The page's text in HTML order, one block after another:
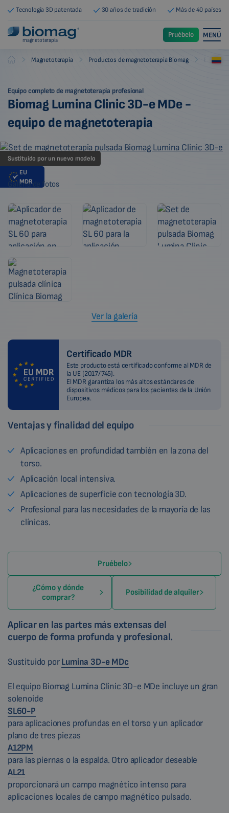
Tecnología 3D patentada 30 años de tradición Más de 40 países
magnetoterapia
Pruébelo MENÚ
Biomag Magnetoterapia Productos de magnetoterapia Biomag Equipos
Equipo completo de magnetoterapia profesional
Biomag Lumina Clinic 3D-e MDe -
equipo de magnetoterapia
Sustituido por un nuevo modelo
EU
MDR
Galería de fotos
Ver la galería
Certificado MDR
Este producto está certificado conforme al MDR de
la UE (2017/745).
El MDR garantiza los más altos estándares de
dispositivos médicos para los pacientes de la Unión
Europea.
Ventajas y finalidad del equipo
Aplicaciones en profundidad también en la zona del
torso.
Aplicación local intensiva.
Aplicaciones de superficie con tecnología 3D.
Profesional para las necesidades de la mayoría de las
clínicas.
Pruébelo
¿Cómo y dónde
comprar?
Posibilidad de alquiler
Aplicar en las partes más extensas del
cuerpo de forma profunda y profesional.
Sustituido porLumina 3D-e MDc
El equipo Biomag Lumina Clinic 3D-e MDe incluye un gran
solenoide
SL60-P
para aplicaciones profundas en el torso y un aplicador
plano de tres piezas
A12PM
para las piernas o la espalda. Otro aplicador deseable
AL21
proporcionará un campo magnético intenso para
aplicaciones locales de campo magnético pulsado.